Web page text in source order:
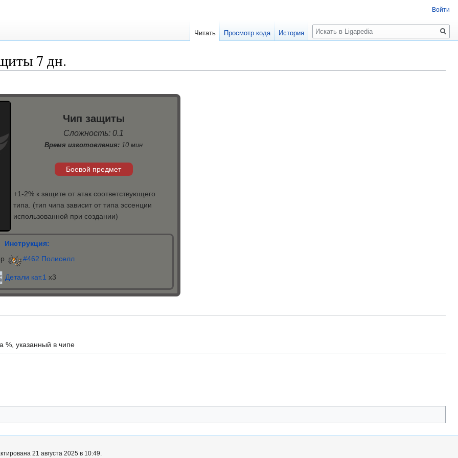
7 дн.
Чип защиты
Сложность: 0.1
Время изготовления: 10 мин
Боевой предмет
+1-2% к защите от атак соответствующего
типа. (тип чипа зависит от типа эссенции
использованной при создании)
Инструкция:
#462 Полиселл
Детали кат.1 x3
%, указанный в чипе
Войти
Читать Просмотр кода История
Поиск
21 августа 2025 в 10:49.